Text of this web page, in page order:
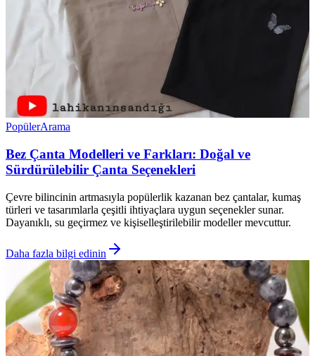
PopülerArama
Bez Çanta Modelleri ve Farkları: Doğal ve
Sürdürülebilir Çanta Seçenekleri
Çevre bilincinin artmasıyla popülerlik kazanan bez çantalar, kumaş
türleri ve tasarımlarla çeşitli ihtiyaçlara uygun seçenekler sunar.
Dayanıklı, su geçirmez ve kişiselleştirilebilir modeller mevcuttur.
Daha fazla bilgi edinin